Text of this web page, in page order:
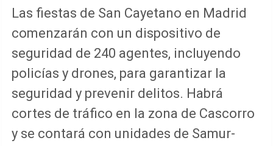
Las fiestas de San Cayetano en Madrid
comenzarán con un dispositivo de
seguridad de 240 agentes, incluyendo
policías y drones, para garantizar la
seguridad y prevenir delitos. Habrá
cortes de tráfico en la zona de Cascorro
y se contará con unidades de Samur-